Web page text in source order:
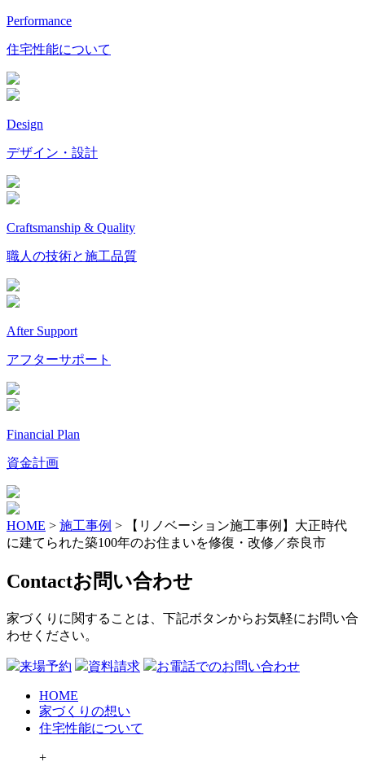
Performance
住宅性能について
Design
デザイン・設計
Craftsmanship & Quality
職人の技術と施工品質
After Support
アフターサポート
Financial Plan
資金計画
HOME > 施工事例 >
【リノベーション施工事例】大正時代
に建てられた築100年のお住まいを修復・改修／奈良市
Contactお問い合わせ
家づくりに関することは、下記ボタンからお気軽にお問い合
わせください。
来場予約 資料請求 お電話でのお問い合わせ
HOME
家づくりの想い
住宅性能について
+